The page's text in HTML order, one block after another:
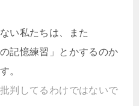
い私たちは、また
記憶練習」とかするのか
。
判してるわけではないで